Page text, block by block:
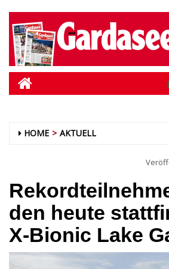
HOME AKTUELL
den heute
X-Bionic Lake